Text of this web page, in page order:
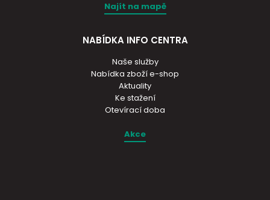
Najít na mapě
NABÍDKA INFO CENTRA
Naše služby
Nabídka zboží e-shop
Aktuality
Ke stažení
Otevírací doba
Akce